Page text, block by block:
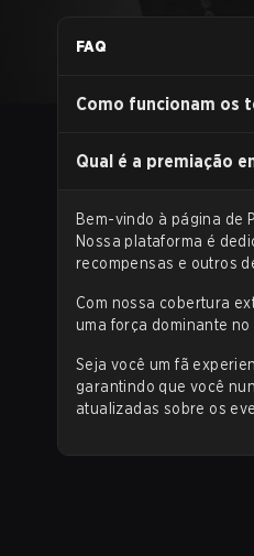
FAQ
Como funcionam os
Qual é a premiação
Bem-vindo à página de
Nossa plataforma é
recompensas e outros
Com nossa cobertura
uma força dominante no
Seja você um fã
garantindo que você
atualizadas sobre os